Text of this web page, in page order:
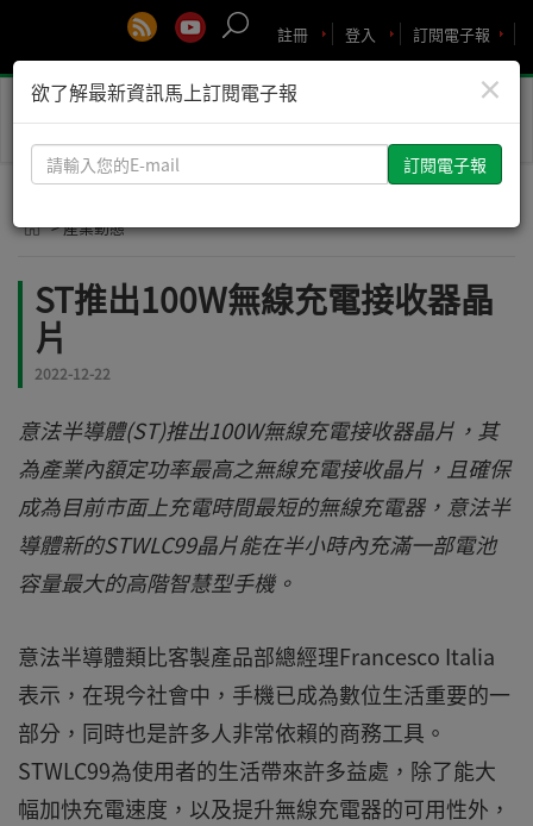
訂閱電子報
登入
註冊
Toggle
> 產業動態
ST推出100W無線充電接收器晶
片
2022-12-22
意法半導體(ST)推出100W無線充電接收器晶片，其
為產業內額定功率最高之無線充電接收晶片，且確保
成為目前市面上充電時間最短的無線充電器，意法半
導體新的STWLC99晶片能在半小時內充滿一部電池
容量最大的高階智慧型手機。
意法半導體類比客製產品部總經理Francesco Italia
表示，在現今社會中，手機已成為數位生活重要的一
部分，同時也是許多人非常依賴的商務工具。
STWLC99為使用者的生活帶來許多益處，除了能大
幅加快充電速度，以及提升無線充電器的可用性外，
×
欲了解最新資訊馬上訂閱電子報
請
輸
您
E-
mail